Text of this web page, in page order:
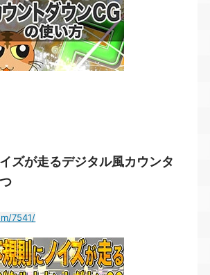
ズが走るデジタル風カウンタ
7541/